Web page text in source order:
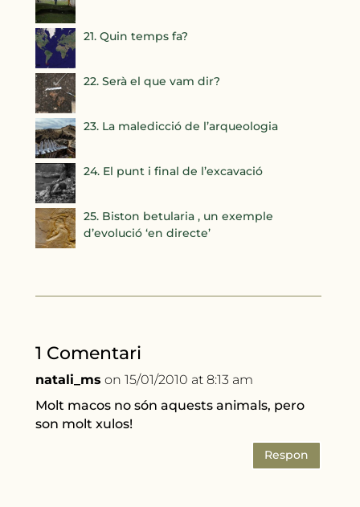
21. Quin temps fa?
22. Serà el que vam dir?
23. La maledicció de l’arqueologia
24. El punt i final de l’excavació
25. Biston betularia , un exemple
d’evolució ‘en directe’
1 Comentari
natali_ms on 15/01/2010 at 8:13 am
Molt macos no són aquests animals, pero
son molt xulos!
Respon